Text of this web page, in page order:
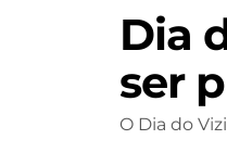
Dia
ser
O Dia do